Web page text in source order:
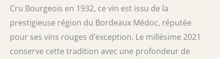
Cru Bourgeois en 1932, ce vin est issu de la
prestigieuse région du Bordeaux Médoc, réputée
pour ses vins rouges d’exception. Le millésime 2021
conserve cette tradition avec une profondeur de